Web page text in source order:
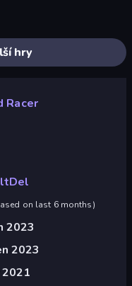
hry
Racer
on last 6 months)
2023
2023